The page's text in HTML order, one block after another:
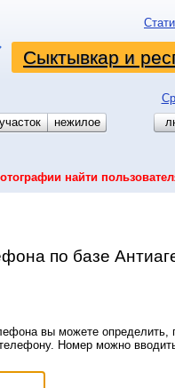
Сыктывкар и
участок
нежилое
найти
по базе
вы можете определить,
Номер можно